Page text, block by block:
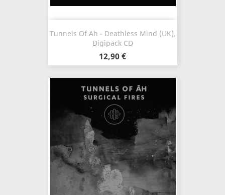
Tunnels Of Ah - Deathless Mind (UK),
Digipack CD
12,90 €